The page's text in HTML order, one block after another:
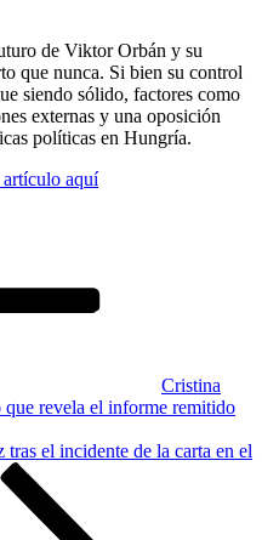
de Viktor Orbán y su
que nunca. Si bien su control
siendo sólido, factores como
externas y una oposición
políticas en Hungría.
aquí
Cristina
revela el informe remitido
el incidente de la carta en el